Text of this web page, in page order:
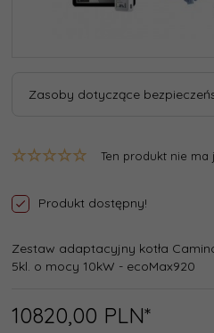
Zasoby dotyczące
Ten produkt nie ma
Produkt dostępny!
Zestaw adaptacyjny kotła
5kl. o mocy 10kW - ecoMax920
10820,00 PLN*